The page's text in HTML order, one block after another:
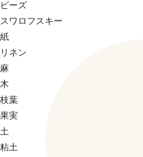
ビーズ
スワロフスキー
紙
リネン
麻
木
枝葉
果実
土
粘土